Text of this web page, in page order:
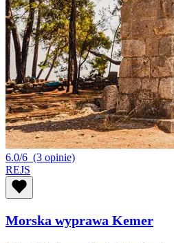
6.0/6 (3 opinie)
REJS
Morska wyprawa Kemer